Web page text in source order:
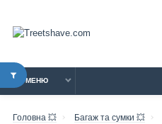
МЕНЮ
Головна 💥 Багаж та сумки 💥